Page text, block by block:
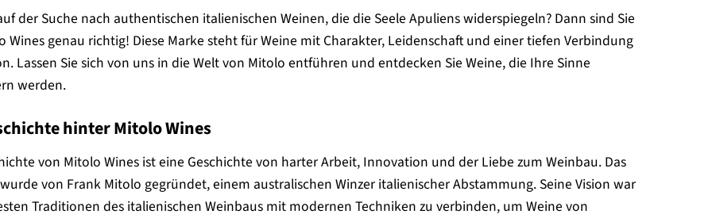
der Suche nach authentischen italienischen Weinen, die die Seele Apuliens widerspiegeln? Dann sind Sie
Wines genau richtig! Diese Marke steht für Weine mit Charakter, Leidenschaft und einer tiefen Verbindung
Lassen Sie sich von uns in die Welt von Mitolo entführen und entdecken Sie Weine, die Ihre Sinne
werden.
hinter Mitolo Wines
von Mitolo Wines ist eine Geschichte von harter Arbeit, Innovation und der Liebe zum Weinbau. Das
wurde von Frank Mitolo gegründet, einem australischen Winzer italienischer Abstammung. Seine Vision war
Traditionen des italienischen Weinbaus mit modernen Techniken zu verbinden, um Weine von